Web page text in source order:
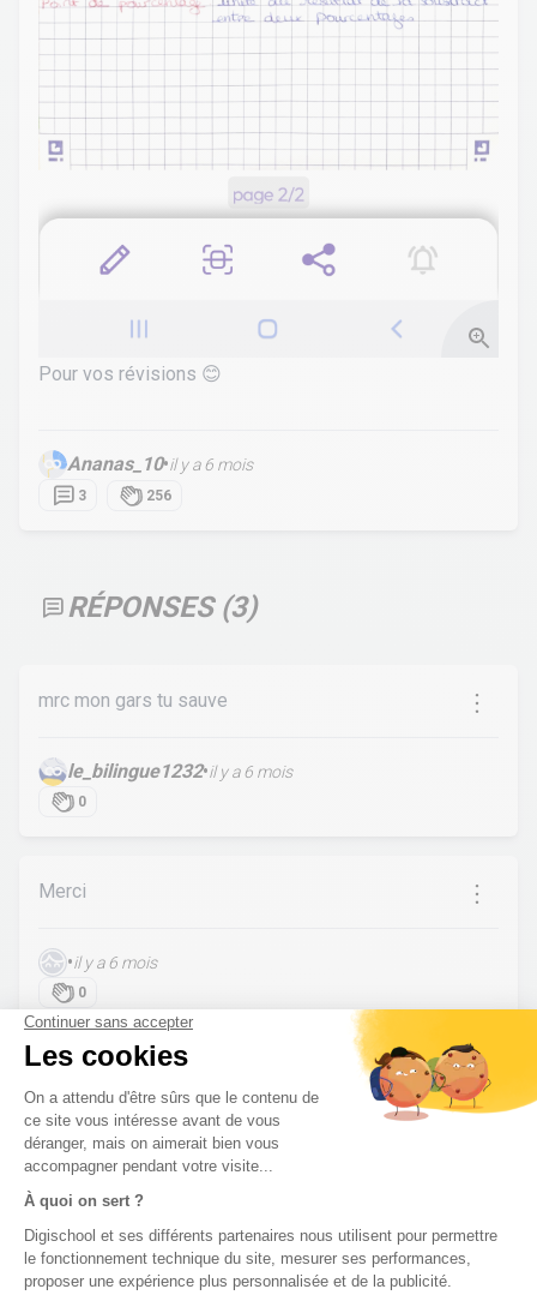
Pour vos révisions 😊
Ananas_10•il y a 6 mois
3 256
RÉPONSES (3)
mrc mon gars tu sauve
le_bilingue1232•il y a 6 mois
0
Merci
•il y a 6 mois
0
DILOU• il y a 6 mois
Pas de réponse à ton problème ? Poste une